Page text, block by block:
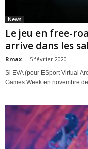
News
Le jeu en free-
arrive dans les
Rmax - 5 février 2020
Si EVA (pour ESport Virtual
Games Week en novembre